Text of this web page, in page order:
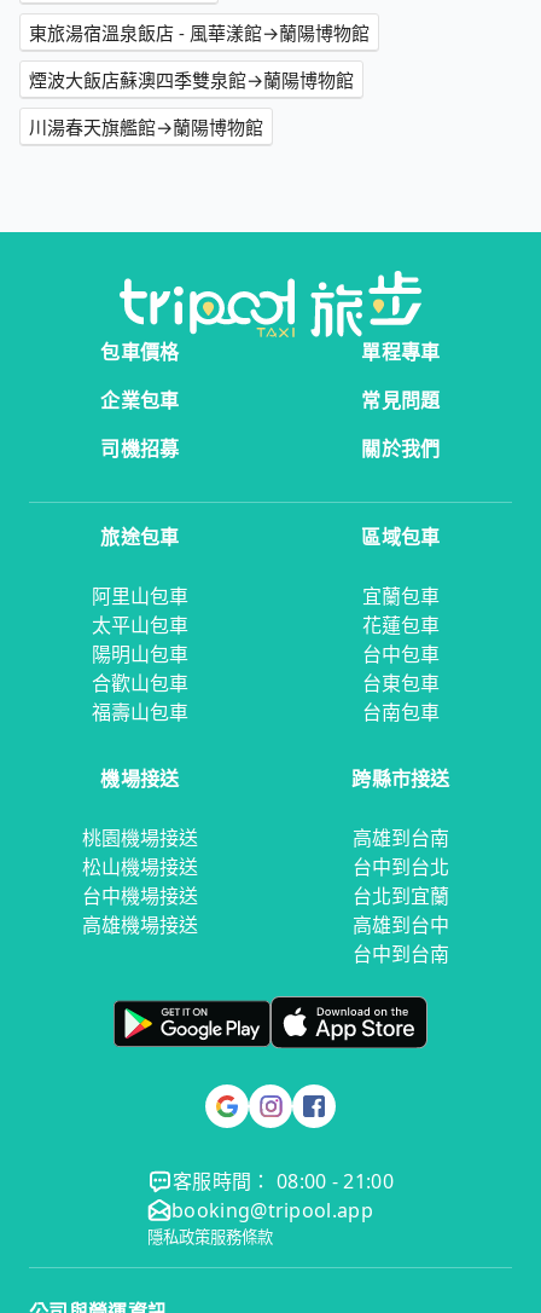
東旅湯宿溫泉飯店 - 風華漾館→蘭陽博物館
煙波大飯店蘇澳四季雙泉館→蘭陽博物館
川湯春天旗艦館→蘭陽博物館
包車價格
單程專車
企業包車
常見問題
司機招募
關於我們
旅途包車
阿里山包車
太平山包車
陽明山包車
合歡山包車
福壽山包車
區域包車
宜蘭包車
花蓮包車
台中包車
台東包車
台南包車
機場接送
桃園機場接送
松山機場接送
台中機場接送
高雄機場接送
跨縣市接送
高雄到台南
台中到台北
台北到宜蘭
高雄到台中
台中到台南
客服時間： 08:00 - 21:00
booking@tripool.app
隱私政策服務條款